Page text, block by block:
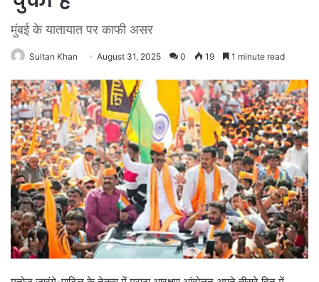
मुंबई के यातायात पर काफी असर
Sultan Khan August 31, 2025 0 19 1 minute read